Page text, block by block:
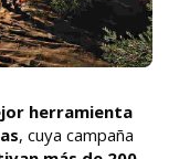
herramienta
, cuya campaña